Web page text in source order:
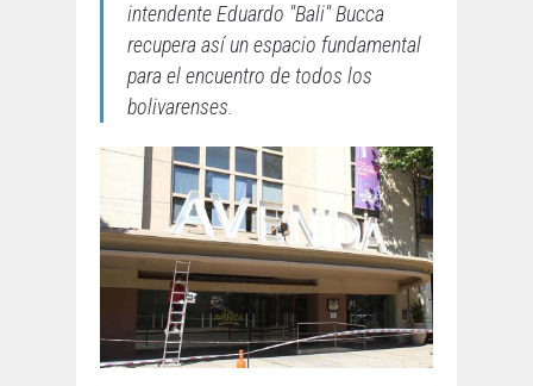
intendente Eduardo "Bali" Bucca
recupera así un espacio fundamental
para el encuentro de todos los
bolivarenses.